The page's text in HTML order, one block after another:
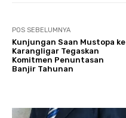
POS SEBELUMNYA
Kunjungan Saan Mustopa ke
Karangligar Tegaskan
Komitmen Penuntasan
Banjir Tahunan